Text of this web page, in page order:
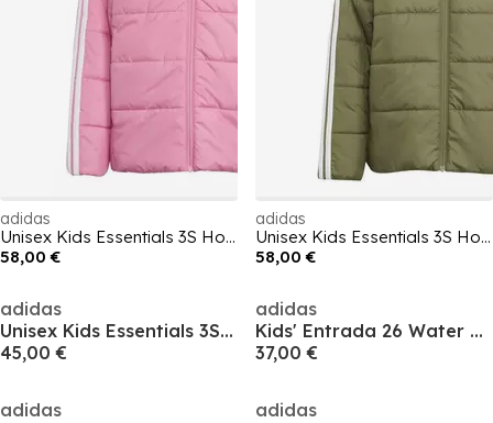
adidas
Unisex Kids Essentials 3S Hooded Long Sleeve Puffer Jacket
58,00 €
adidas
Unisex Kids Essentials 3S Hooded Long Sleeve Puffer Jacket
58,00 €
adidas
Unisex Kids Essentials 3S Hooded Long Sleeve Puffer Jacket
45,00 €
adidas
Kids' Entrada 26 Water and Wind Resistant Rain Anorak
37,00 €
adidas
adidas